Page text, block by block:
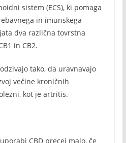
sistem (ECS), ki pomaga
in imunskega
dva različna tovrstna
in CB2.
tako, da uravnavajo
večine kroničnih
kot je artritis.
CBD precej malo, če